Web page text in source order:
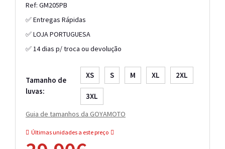
Ref: GM205PB
✅ Entregas Rápidas
✅ LOJA PORTUGUESA
✅ 14 dias p/ troca ou devolução
Tamanho de
luvas:
XS S M XL 2XL
3XL
Guia de tamanhos da GOYAMOTO
Últimas unidades a este preço